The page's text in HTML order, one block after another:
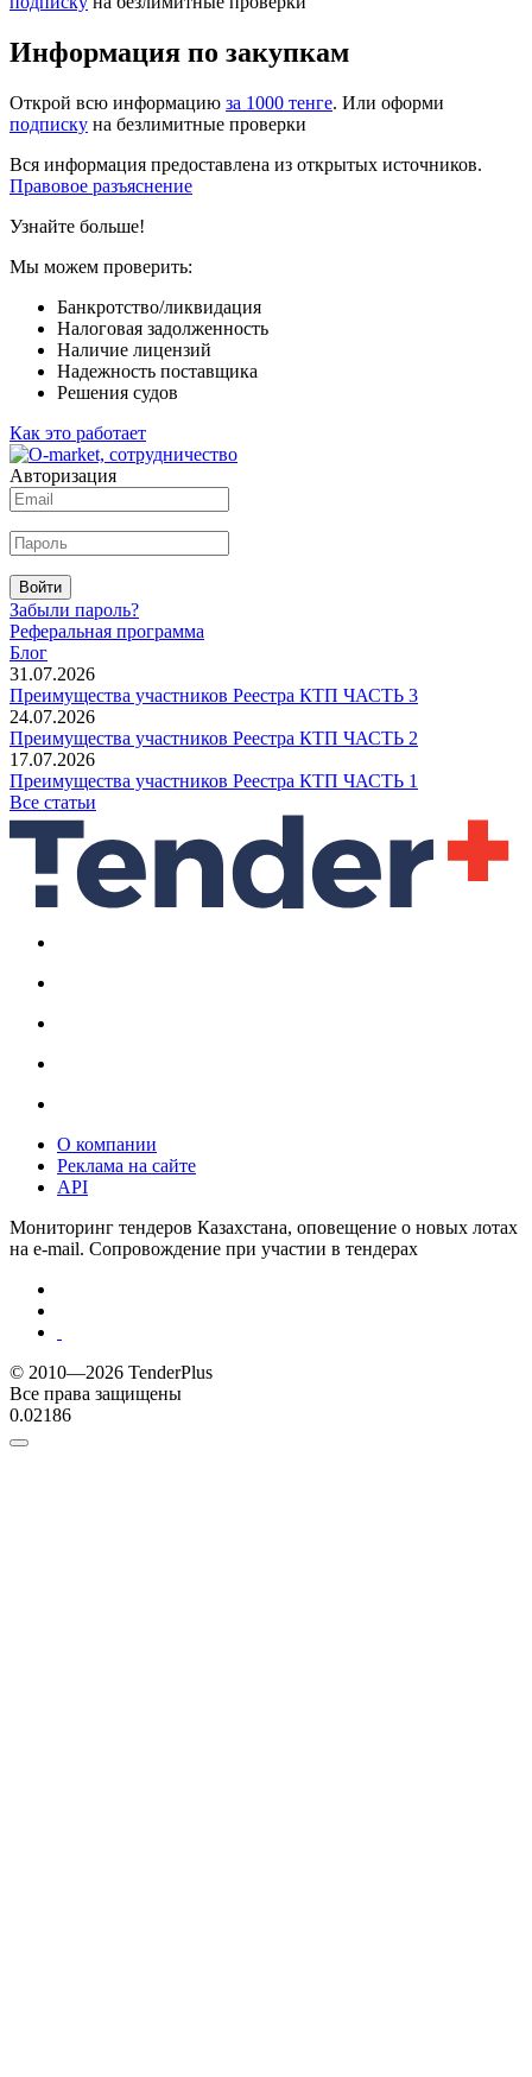
Информация по закупкам
Открой всю информацию за 1000 тенге. Или оформи
подписку на безлимитные проверки
Вся информация предоставлена из открытых источников.
Правовое разъяснение
Узнайте больше!
Мы можем проверить:
Банкротство/ликвидация
Налоговая задолженность
Наличие лицензий
Надежность поставщика
Решения судов
Как это работает
Авторизация
Войти
Забыли пароль?
Реферальная программа
Блог
31.07.2026
Преимущества участников Реестра КТП ЧАСТЬ 3
24.07.2026
Преимущества участников Реестра КТП ЧАСТЬ 2
17.07.2026
Преимущества участников Реестра КТП ЧАСТЬ 1
Все статьи
О компании
Реклама на сайте
API
Мониторинг тендеров Казахстана, оповещение о новых лотах
на e-mail. Сопровождение при участии в тендерах
© 2010—2026 TenderPlus
Все права защищены
0.02186